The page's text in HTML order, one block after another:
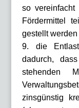
so
Fördermittel
gestellt werden
9. die
dadurch,
stehenden
zinsgünstig